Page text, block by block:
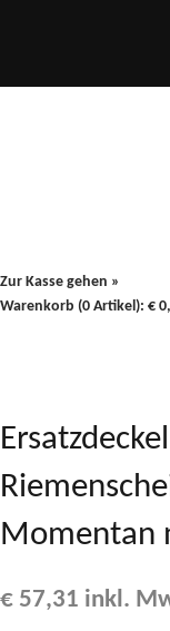
Zur Kasse gehen »
Warenkorb (0 Artikel): €
Momentan
€ 57,31 inkl.